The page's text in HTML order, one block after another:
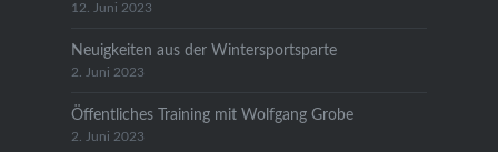
12. Juni 2023
Neuigkeiten aus der Wintersportsparte
2. Juni 2023
Öffentliches Training mit Wolfgang Grobe
2. Juni 2023